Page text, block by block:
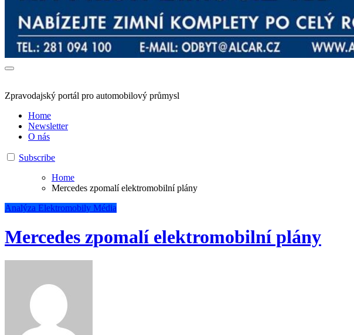
Zpravodajský portál pro automobilový průmysl
Home
Newsletter
O nás
Subscribe
Home
Mercedes zpomalí elektromobilní plány
Analýza Elektromobily Média
Mercedes zpomalí elektromobilní plány